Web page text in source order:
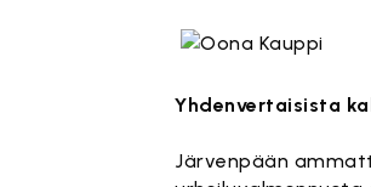
Yhdenvertaisista
Järvenpään